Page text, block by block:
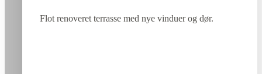
Flot renoveret terrasse med nye vinduer og dør.